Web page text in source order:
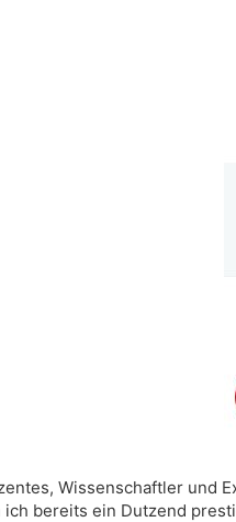
Wissenschaftler und
ich bereits ein Dutzend